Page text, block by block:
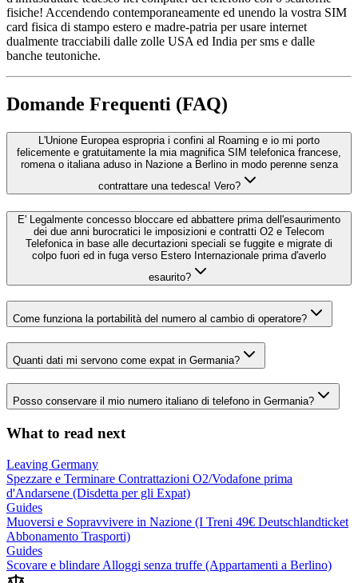
fisiche! Accendendo contemporaneamente ed unendo la vostra SIM
card fisica di stampo estero e madre-patria per usare internet
dualmente tracciabili dalle zolle USA ed India per sms e dalle
banche teutoniche.
Domande Frequenti (FAQ)
L'Unione Europea espropria i confini al Roaming e io mi porto
felicemente e gratuitamente la mia magnifica SIM telefonica francese,
romena o italiana aduso in Nazione a Berlino in modo perenne senza
contrattare una tedesca! Vero?
E' Legalmente concesso bloccare ed abbattere prima dell'esaurimento
dei due anni burocratici le imposizioni e contratti O2 e Telecom
Telefonica in base alle decurtazioni speciali se fuggite e migrate di
colpo fuori ed in fuga verso Estero Internazionale prima d'averlo
esaurito?
Come funziona la portabilità del numero al cambio di operatore?
Quanti dati mi servono come expat in Germania?
Posso conservare il mio numero italiano di telefono in Germania?
What to read next
Leaving Germany
Spezzare e Terminare Contrattazioni O2/Vodafone prima
d'Andarsene (Disdetta per gli Expat)
Guides
Muoversi e Sopravvivere in Nazione (I Treni 49€ Deutschlandticket
Abbonamento Trasporti)
Guides
Scovare e blindare Alloggi senza truffe (Appartamenti a Berlino)